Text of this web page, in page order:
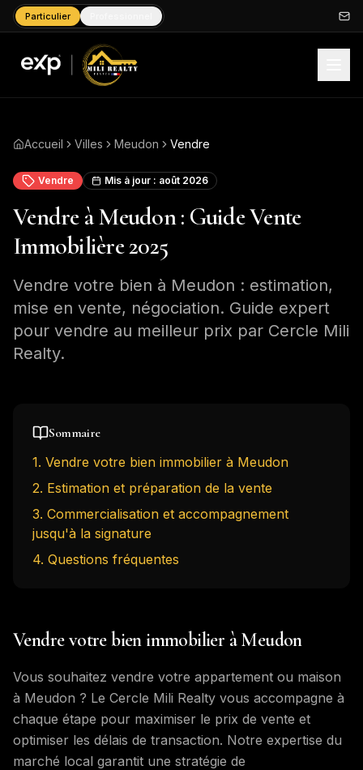
Particulier
Accueil Villes Meudon Vendre
Vendre Mis à jour : août 2026
Vendre à Meudon : Guide Vente
Immobilière 2025
Vendre votre bien à Meudon : estimation,
mise en vente, négociation. Guide expert
pour vendre au meilleur prix par Cercle Mili
Realty.
Sommaire
1. Vendre votre bien immobilier à Meudon
2. Estimation et préparation de la vente
3. Commercialisation et accompagnement
jusqu'à la signature
4. Questions fréquentes
Vendre votre bien immobilier à Meudon
Vous souhaitez vendre votre appartement ou maison
à Meudon ? Le Cercle Mili Realty vous accompagne à
chaque étape pour maximiser le prix de vente et
optimiser les délais de transaction. Notre expertise du
marché local garantit une stratégie de